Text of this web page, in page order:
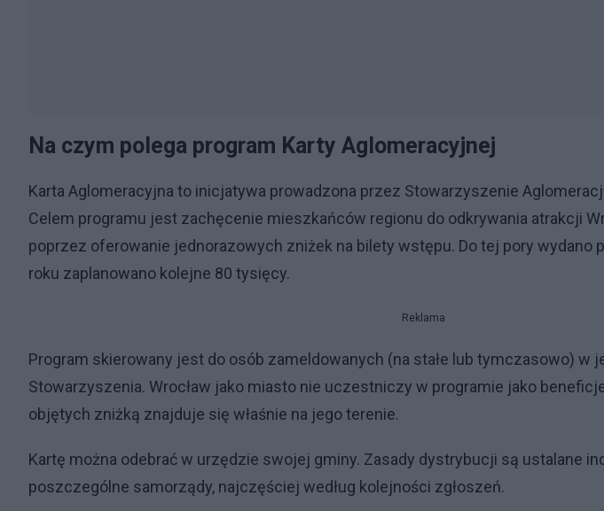
Na czym polega program Karty Aglomeracyjnej
Karta Aglomeracyjna to inicjatywa prowadzona przez Stowarzyszenie
Celem programu jest zachęcenie mieszkańców regionu do odkrywania atrakcji
poprzez oferowanie jednorazowych zniżek na bilety wstępu. Do tej pory wydano
roku zaplanowano kolejne 80 tysięcy.
Reklama
Program skierowany jest do osób zameldowanych (na stałe lub tymczasowo) w
Stowarzyszenia. Wrocław jako miasto nie uczestniczy w programie jako
objętych zniżką znajduje się właśnie na jego terenie.
Kartę można odebrać w urzędzie swojej gminy. Zasady dystrybucji są ustalane
poszczególne samorządy, najczęściej według kolejności zgłoszeń.